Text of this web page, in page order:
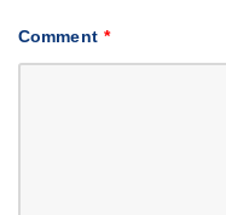
Comment *